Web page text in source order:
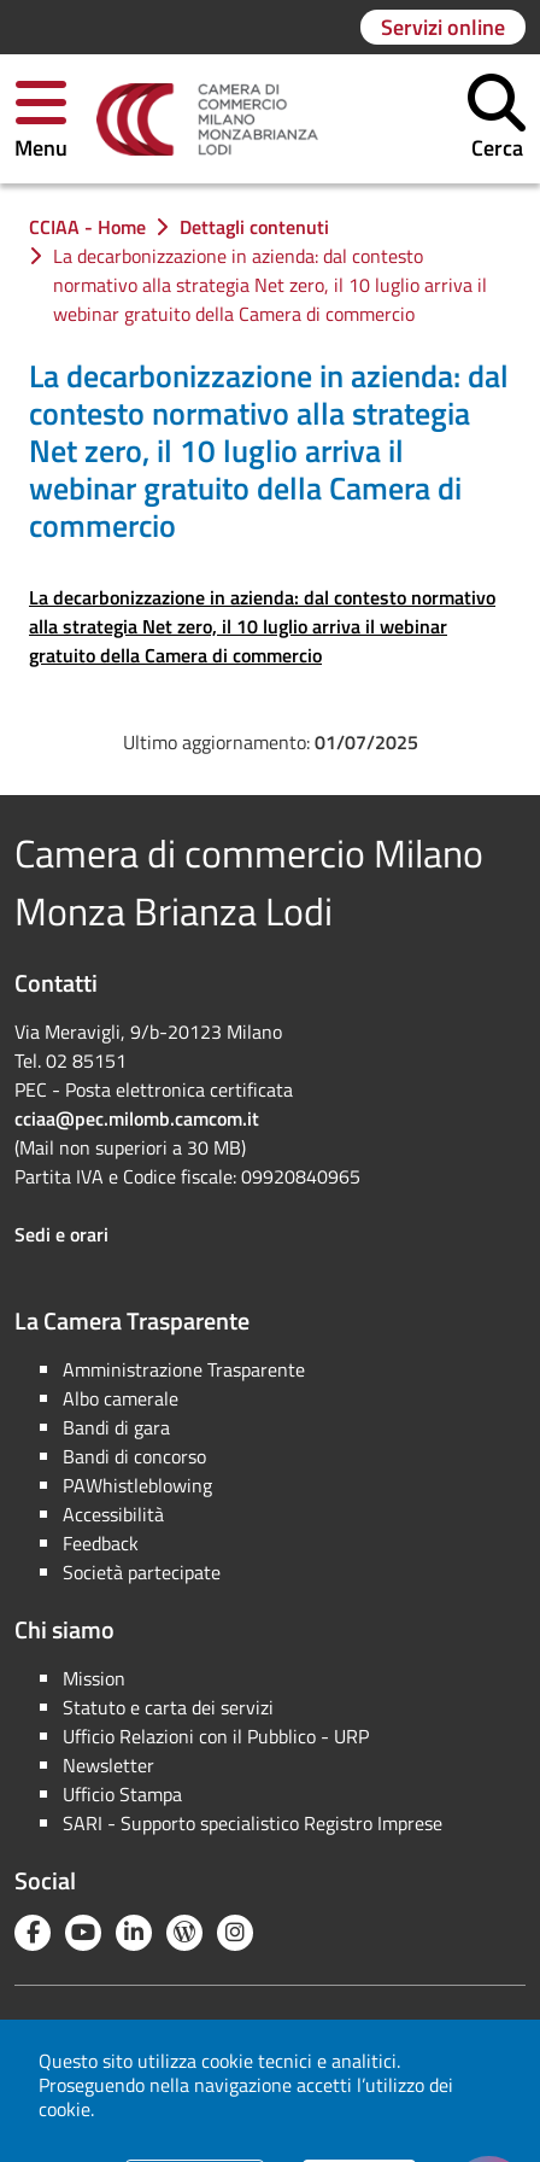
Questo sito utilizza cookie tecnici e analitici.
Proseguendo nella navigazione accetti l’utilizzo dei
cookie.
Servizi online
Menu Cerca
Ti trovi in:
CCIAA - Home
Dettagli contenuti
La decarbonizzazione in azienda: dal contesto
normativo alla strategia Net zero, il 10 luglio arriva il
webinar gratuito della Camera di commercio
La decarbonizzazione in azienda: dal
contesto normativo alla strategia
Net zero, il 10 luglio arriva il
webinar gratuito della Camera di
commercio
La decarbonizzazione in azienda: dal contesto normativo
alla strategia Net zero, il 10 luglio arriva il webinar
gratuito della Camera di commercio
Ultimo aggiornamento:01/07/2025
Camera di commercio Milano
Monza Brianza Lodi
Contatti
Via Meravigli, 9/b-20123 Milano
Tel. 02 85151
PEC - Posta elettronica certificata
cciaa@pec.milomb.camcom.it
(Mail non superiori a 30 MB)
Partita IVA e Codice fiscale: 09920840965
Sedi e orari
La Camera Trasparente
Amministrazione Trasparente
Albo camerale
Bandi di gara
Bandi di concorso
PAWhistleblowing
Accessibilità
Feedback
Società partecipate
Chi siamo
Mission
Statuto e carta dei servizi
Ufficio Relazioni con il Pubblico - URP
Newsletter
Ufficio Stampa
SARI - Supporto specialistico Registro Imprese
Social
Note legali
Privacy
Cookie
Mappa del sito